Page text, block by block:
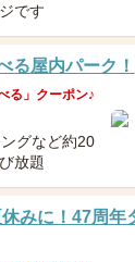
です
る屋内パーク！
る」クーポン♪
グなど約20
放題
みに！47周年